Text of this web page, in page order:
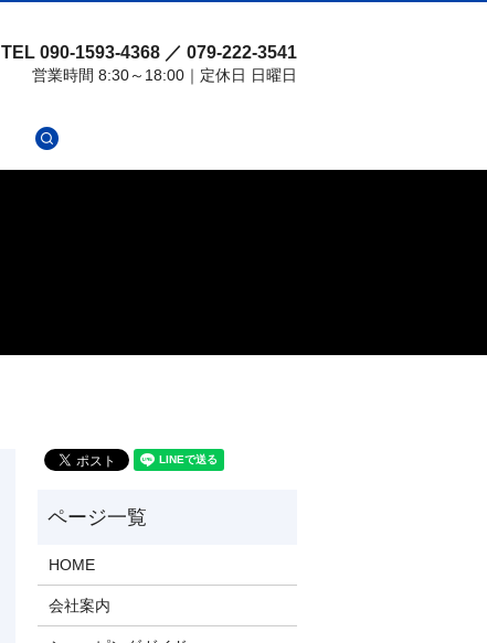
TEL 090-1593-4368 ／ 079-222-3541
営業時間 8:30～18:00｜定休日 日曜日
HOME
会社案内